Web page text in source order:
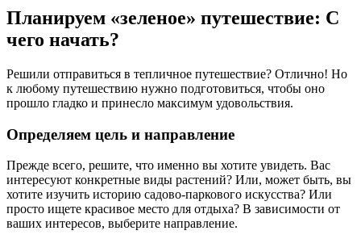
Планируем «зеленое» путешествие: С
чего начать?
Решили отправиться в тепличное путешествие? Отлично! Но
к любому путешествию нужно подготовиться, чтобы оно
прошло гладко и принесло максимум удовольствия.
Определяем цель и направление
Прежде всего, решите, что именно вы хотите увидеть. Вас
интересуют конкретные виды растений? Или, может быть, вы
хотите изучить историю садово-паркового искусства? Или
просто ищете красивое место для отдыха? В зависимости от
ваших интересов, выберите направление.